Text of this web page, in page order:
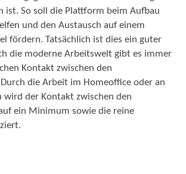
ist. So soll die Plattform beim Aufbau
und den Austausch auf einem
fördern. Tatsächlich ist dies ein guter
die moderne Arbeitswelt gibt es immer
Kontakt zwischen den
die Arbeit im Homeoffice oder an
wird der Kontakt zwischen den
ein Minimum sowie die reine